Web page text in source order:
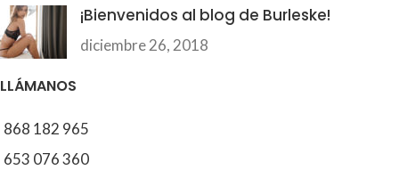
¡Bienvenidos al blog de Burleske!
diciembre 26, 2018
LLÁMANOS
868 182 965
653 076 360